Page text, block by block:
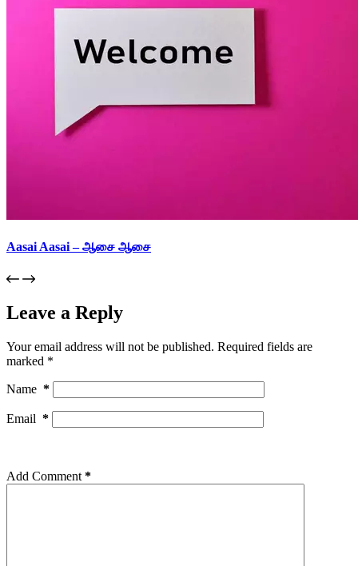
Aasai Aasai – ஆசை ஆசை
Leave a Reply
Your email address will not be published. Required fields are
marked *
Name *
Email *
Add Comment *